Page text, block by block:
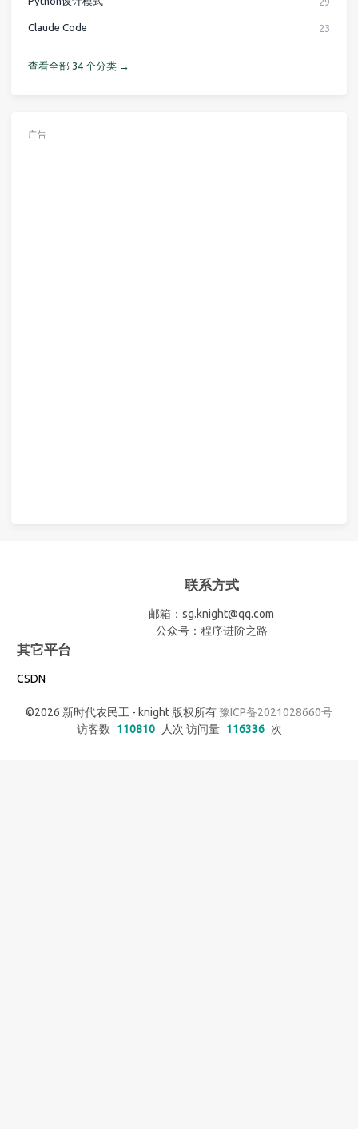
Claude Code 23
查看全部 34 个分类 →
广告
联系方式
邮箱：sg.knight@qq.com
公众号：程序进阶之路
其它平台
CSDN
©2026 新时代农民工 - knight 版权所有豫ICP备2021028660号
访客数
110810 人次 访问量 116336 次